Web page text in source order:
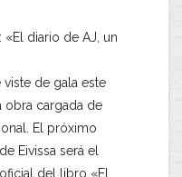
«El diario de AJ, un
viste de gala este
obra cargada de
El próximo
Eivissa será el
del libro «El